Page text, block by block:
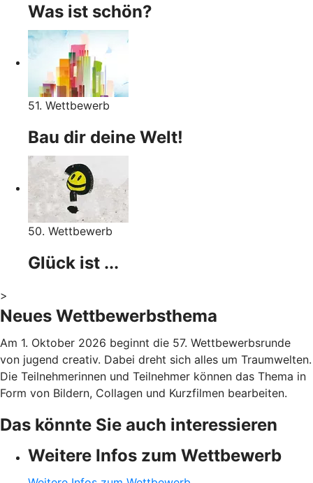
Was ist schön?
51. Wettbewerb
Bau dir deine Welt!
50. Wettbewerb
Glück ist ...
>
Neues Wettbewerbsthema
Am 1. Oktober 2026 beginnt die 57. Wettbewerbsrunde
von jugend creativ. Dabei dreht sich alles um Traumwelten.
Die Teilnehmerinnen und Teilnehmer können das Thema in
Form von Bildern, Collagen und Kurzfilmen bearbeiten.
Das könnte Sie auch interessieren
Weitere Infos zum Wettbewerb